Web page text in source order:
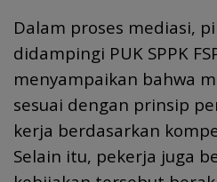
Dalam proses mediasi,
didampingi PUK SPPK
menyampaikan bahwa
sesuai dengan prinsip
kerja berdasarkan
Selain itu, pekerja juga